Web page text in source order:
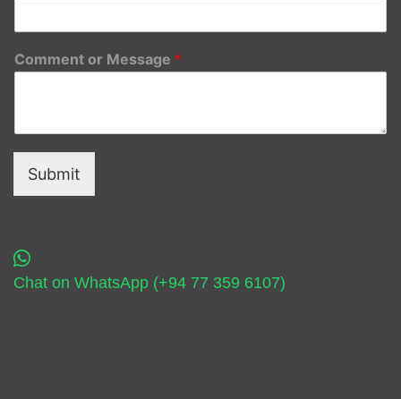
Comment or Message *
Submit
Chat on WhatsApp (+94 77 359 6107)